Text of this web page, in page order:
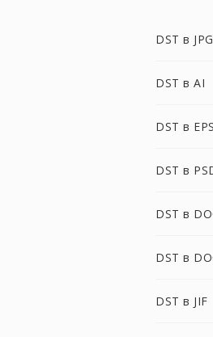
DST в JPG
DST в AI
DST в EPS
DST в
DST в
DST в
DST в JIF